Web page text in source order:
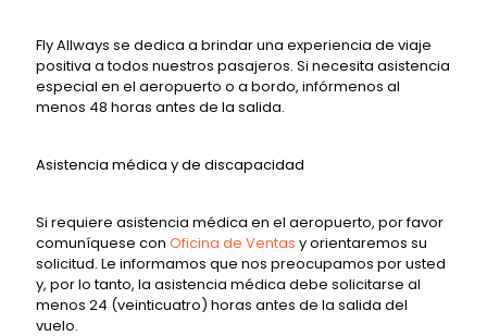
Fly Allways se dedica a brindar una experiencia de viaje
positiva a todos nuestros pasajeros. Si necesita asistencia
especial en el aeropuerto o a bordo, infórmenos al
menos 48 horas antes de la salida.
Asistencia médica y de discapacidad
Si requiere asistencia médica en el aeropuerto, por favor
comuníquese con Oficina de Ventas y orientaremos su
solicitud. Le informamos que nos preocupamos por usted
y, por lo tanto, la asistencia médica debe solicitarse al
menos 24 (veinticuatro) horas antes de la salida del
vuelo.